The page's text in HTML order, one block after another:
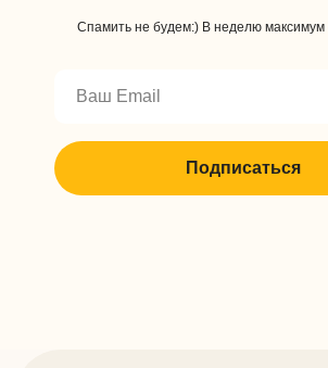
Спамить не будем:) В неделю максимум
Подписаться